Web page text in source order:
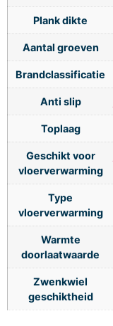
Plank dikte
Aantal groeven
Brandclassificatie
Anti slip
Toplaag
Geschikt voor
vloerverwarming
Type
vloerverwarming
Warmte
doorlaatwaarde
Zwenkwiel
geschiktheid